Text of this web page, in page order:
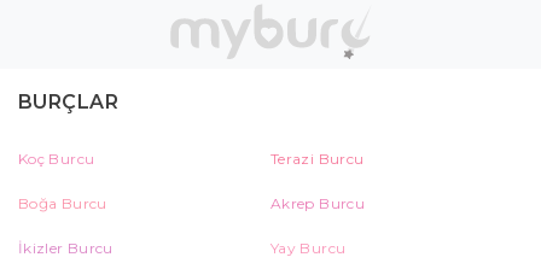
BURÇLAR
Koç Burcu Terazi Burcu
Boğa Burcu Akrep Burcu
İkizler Burcu Yay Burcu